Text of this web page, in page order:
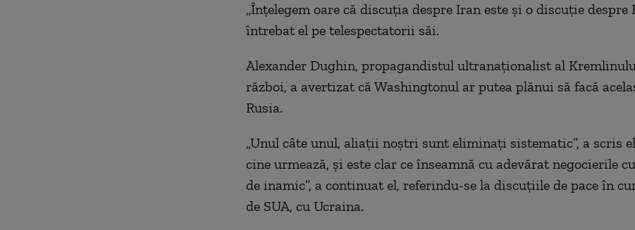
„Înțelegem oare că discuția despre Iran este și o discuție despre
întrebat el pe telespectatorii săi.
Alexander Dughin, propagandistul ultranaționalist al
război, a avertizat că Washingtonul ar putea plănui să facă
Rusia.
„Unul câte unul, aliații noștri sunt eliminați sistematic”, a scris
cine urmează, și este clar ce înseamnă cu adevărat negocierile
de inamic”, a continuat el, referindu-se la discuțiile de pace în
de SUA, cu Ucraina.